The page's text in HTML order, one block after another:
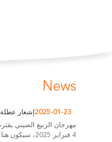
News
2025-01-23 إشعار عطلة
4 فبراير 2025، سيكون هناك عطلة لمدة 12 ...